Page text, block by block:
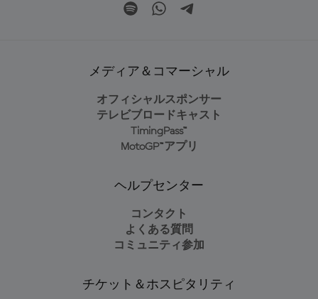
メディア＆コマーシャル
オフィシャルスポンサー
テレビブロードキャスト
TimingPass™
MotoGP™アプリ
ヘルプセンター
コンタクト
よくある質問
コミュニティ参加
チケット＆ホスピタリティ